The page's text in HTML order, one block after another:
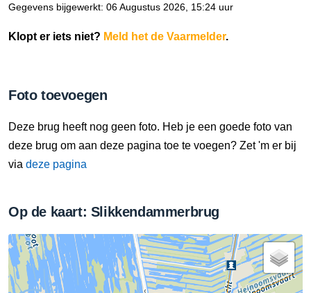
Gegevens bijgewerkt: 06 Augustus 2026, 15:24 uur
Klopt er iets niet? Meld het de Vaarmelder.
Foto toevoegen
Deze brug heeft nog geen foto. Heb je een goede foto van
deze brug om aan deze pagina toe te voegen? Zet 'm er bij
via deze pagina
Op de kaart: Slikkendammerbrug